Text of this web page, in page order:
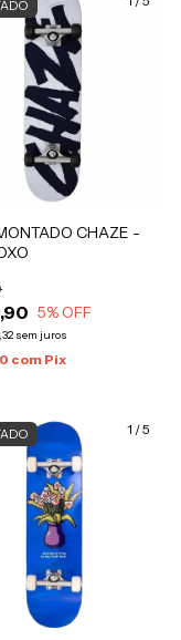
CHAZE -
5% OFF
sem juros
com Pix
1 /5